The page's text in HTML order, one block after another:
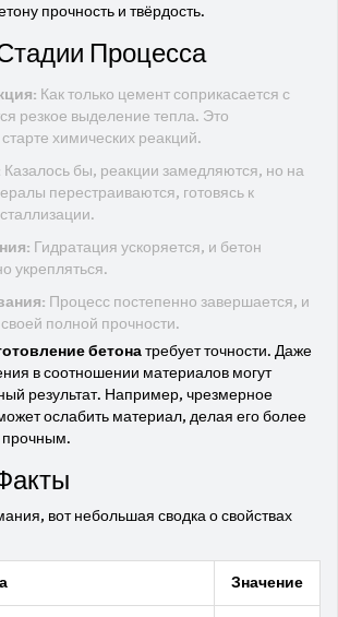
прочность и твёрдость.
Процесса
Как только цемент соприкасается с
резкое выделение тепла. Это
химических реакций.
Казалось бы, реакции замедляются, но на
перестраиваются, готовясь к
Гидратация ускоряется, и бетон
укрепляться.
Процесс постепенно завершается, и
полной прочности.
бетонатребует точности. Даже
в соотношении материалов могут
результат. Например, чрезмерное
ослабить материал, делая его более
вот небольшая сводка о свойствах
Значение